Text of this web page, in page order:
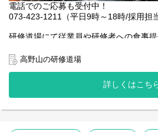
電話でのご応募も受付中！
073-423-1211（平日9時～18時/採用担
研修道場にて従業員や研修者への食事提
20食程度、その他お弁当など）
◆食器や調理器具の洗浄
◆納品される食材の受け取り、個数の確
◇業務の変更範囲：厨房業務全般
高野山の研修道場
詳しくはこち